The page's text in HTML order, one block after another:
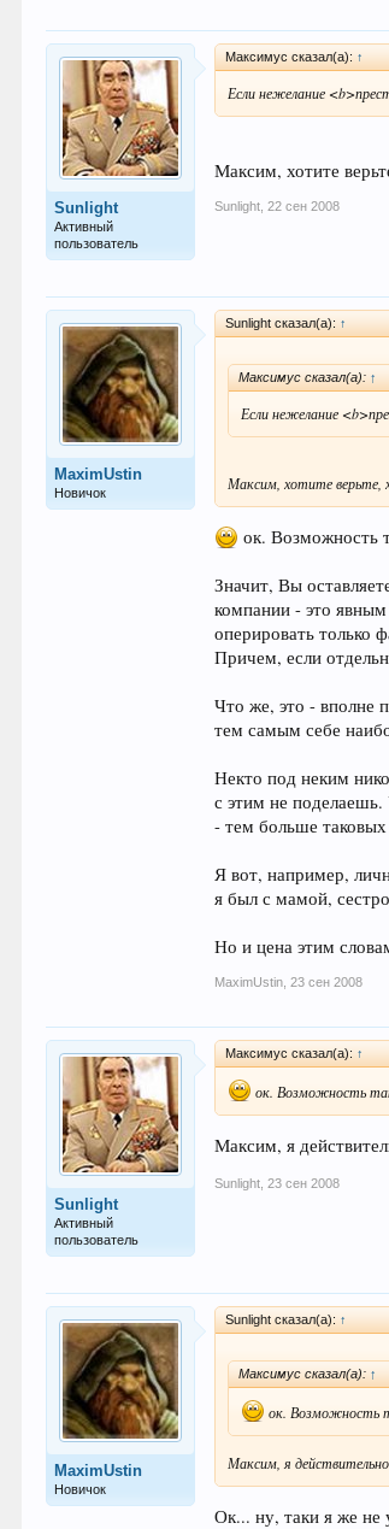
Sunlight
Активный
пользователь
Максимус сказал(а): ↑
Если нежелание
Максим, хотите
Sunlight 22 сен 2008
MaximUstin
Новичок
Sunlight сказал(а): ↑
Максимус сказал(а): ↑
Если нежелание
Максим, хотите верьте,
ок. Возможность
Значит, Вы
компании - это
оперировать только
Причем, если
Что же, это - вполне
тем самым себе
Некто под неким
с этим не
- тем больше
Я вот, например,
я был с мамой,
Но и цена этим
MaximUstin 23 сен 2008
Sunlight
Активный
пользователь
Максимус сказал(а): ↑
ок. Возможность
Максим, я
Sunlight 23 сен 2008
MaximUstin
Новичок
Sunlight сказал(а): ↑
Максимус сказал(а): ↑
ок. Возможность
Максим, я
Ок... ну, таки я же не